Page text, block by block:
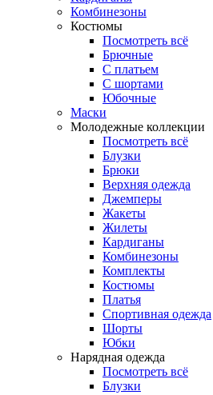
Комбинезоны
Костюмы
Посмотреть всё
Брючные
С платьем
С шортами
Юбочные
Маски
Молодежные коллекции
Посмотреть всё
Блузки
Брюки
Верхняя одежда
Джемперы
Жакеты
Жилеты
Кардиганы
Комбинезоны
Комплекты
Костюмы
Платья
Спортивная одежда
Шорты
Юбки
Нарядная одежда
Посмотреть всё
Блузки